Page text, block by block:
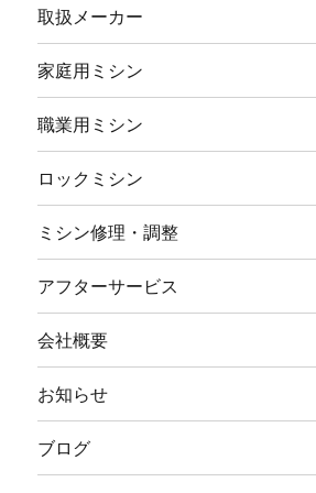
取扱メーカー
家庭用ミシン
職業用ミシン
ロックミシン
ミシン修理・調整
アフターサービス
会社概要
お知らせ
ブログ